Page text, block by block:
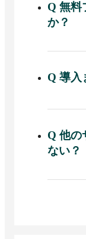
Q 無料
か？
A 30日
Q 導入
A ウェ
になる
してお
Q 他の
ない？
A たっ
きでき